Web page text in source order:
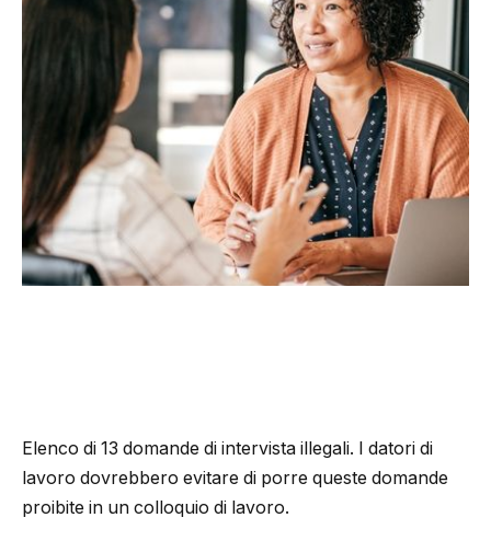
Elenco di 13 domande di intervista illegali. I datori di
lavoro dovrebbero evitare di porre queste domande
proibite in un colloquio di lavoro.